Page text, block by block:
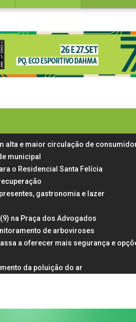
alta e maior circulação de
municipal
o Residencial Santa Felícia
gastronomia e lazer
na Praça dos Advogados
de arboviroses
a oferecer mais segurança e
da poluição do ar